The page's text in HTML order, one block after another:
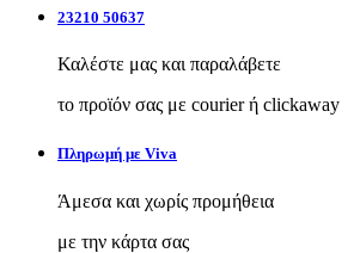
23210 50637
Καλέστε μας και παραλάβετε
το προϊόν σας με courier ή clickaway
Πληρωμή με Viva
Άμεσα και χωρίς προμήθεια
με την κάρτα σας